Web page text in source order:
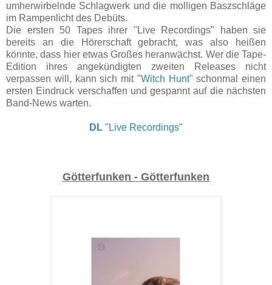
umherwirbelnde Schlagwerk und die molligen Baszschläge
im Rampenlicht des Debüts.
Die ersten 50 Tapes ihrer "Live Recordings" haben sie
bereits an die Hörerschaft gebracht, was also heißen
könnte, dass hier etwas Großes heranwächst. Wer die Tape-
Edition ihres angekündigten zweiten Releases nicht
verpassen will, kann sich mit "Witch Hunt" schonmal einen
ersten Eindruck verschaffen und gespannt auf die nächsten
Band-News warten.
DL "Live Recordings"
Götterfunken - Götterfunken